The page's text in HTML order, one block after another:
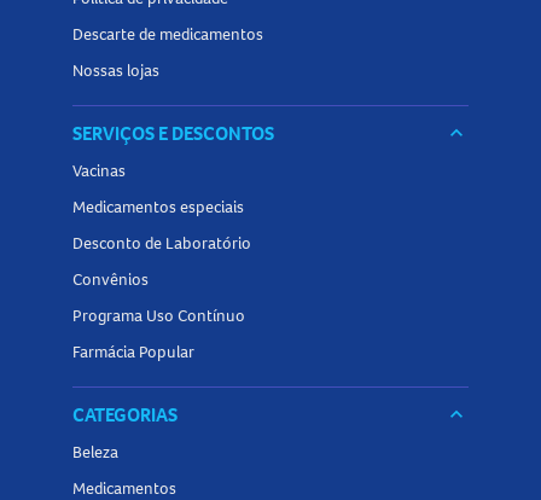
Descarte de medicamentos
Nossas lojas
SERVIÇOS E DESCONTOS keyboard_arrow_down
Vacinas
Medicamentos especiais
Desconto de Laboratório
Convênios
Programa Uso Contínuo
Farmácia Popular
CATEGORIAS keyboard_arrow_down
Beleza
Medicamentos